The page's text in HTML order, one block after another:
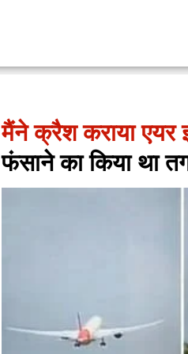
मैंने क्रैश कराया एयर
फंसाने का किया था